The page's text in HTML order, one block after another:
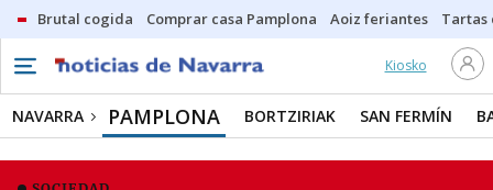
Brutal cogida Comprar casa Pamplona Aoiz feriantes Tartas
Kiosko
NAVARRA PAMPLONA BORTZIRIAK SAN FERMÍN